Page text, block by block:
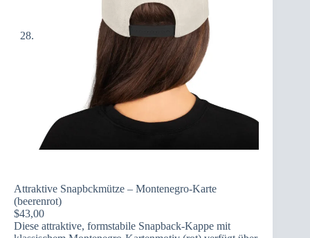
Attraktive Snapbckmütze – Montenegro-Karte
(beerenrot)
$43,00
Diese attraktive, formstabile Snapback-Kappe mit